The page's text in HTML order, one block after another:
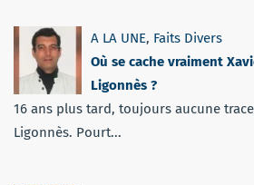
A LA UNE, Faits Divers
Où se cache vraiment
Ligonnès ?
16 ans plus tard, toujours aucune
Ligonnès. Pourt...